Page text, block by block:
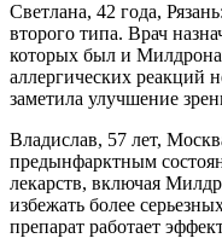
Светлана, 42 года,
второго типа. Врач
которых был и
аллергических реакций
заметила улучшение
Владислав, 57 лет,
предынфарктным
лекарств, включая
избежать более
препарат работает